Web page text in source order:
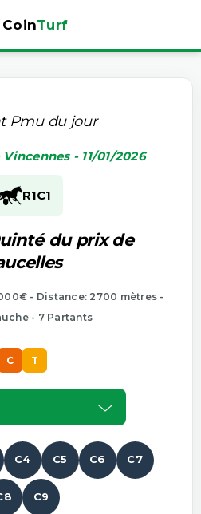
CoinTurf
Pmu du jour
- 11/01/2026
R1C1
du prix de
- Distance: 2700 mètres -
- 7 Partants
C T
C4 C5 C6 C7
C9